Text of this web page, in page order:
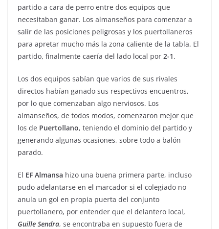
partido a cara de perro entre dos equipos que
necesitaban ganar. Los almanseños para comenzar a
salir de las posiciones peligrosas y los puertollaneros
para apretar mucho más la zona caliente de la tabla. El
partido, finalmente caería del lado local por 2-1.
Los dos equipos sabían que varios de sus rivales
directos habían ganado sus respectivos encuentros,
por lo que comenzaban algo nerviosos. Los
almanseños, de todos modos, comenzaron mejor que
los de Puertollano, teniendo el dominio del partido y
generando algunas ocasiones, sobre todo a balón
parado.
El EF Almansa hizo una buena primera parte, incluso
pudo adelantarse en el marcador si el colegiado no
anula un gol en propia puerta del conjunto
puertollanero, por entender que el delantero local,
Guille Sendra, se encontraba en supuesto fuera de